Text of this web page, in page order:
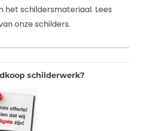
het schildersmateriaal. Lees
onze schilders.
schilderwerk?